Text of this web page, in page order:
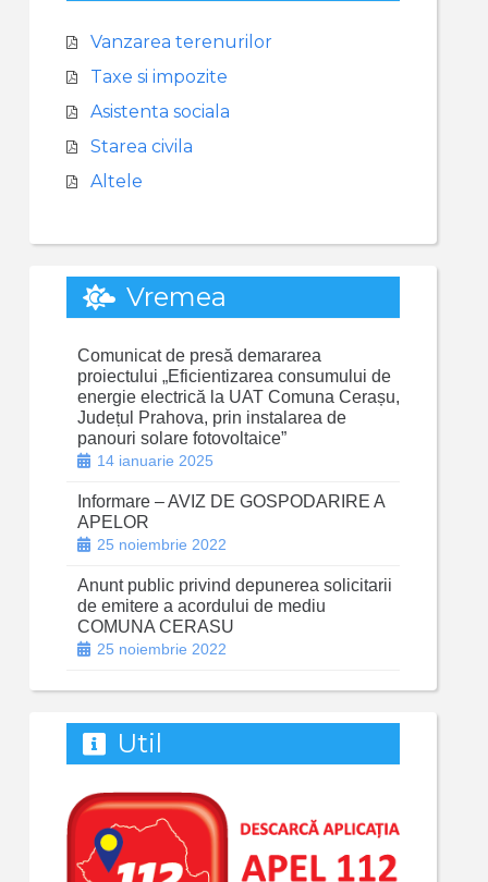
Vanzarea terenurilor
Taxe si impozite
Asistenta sociala
Starea civila
Altele
Vremea
Comunicat de presă demararea
proiectului „Eficientizarea consumului de
energie electrică la UAT Comuna Cerașu,
Județul Prahova, prin instalarea de
panouri solare fotovoltaice”
14 ianuarie 2025
Informare – AVIZ DE GOSPODARIRE A
APELOR
25 noiembrie 2022
Anunt public privind depunerea solicitarii
de emitere a acordului de mediu
COMUNA CERASU
25 noiembrie 2022
Util